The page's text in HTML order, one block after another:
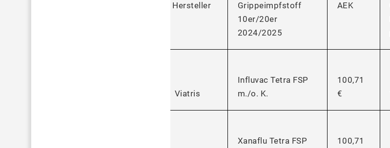
Hersteller
Grippeimpfstoff
10er/20er
2024/2025
AEK
Viatris
Influvac Tetra FSP
m./o. K.
100,71
€
Xanaflu Tetra FSP
100,71